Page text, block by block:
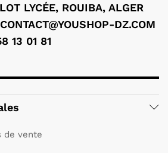
LYCÉE, ROUIBA, ALGER
DZ.COM
13 01 81
de vente